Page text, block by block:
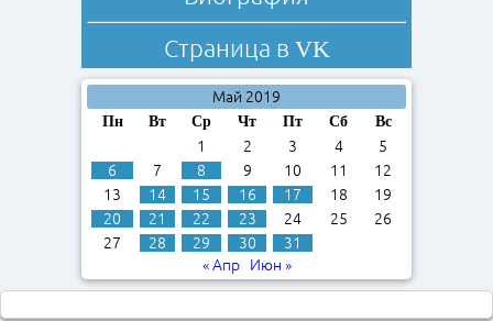
Страница в VK
Май 2019
Пн Вт Ср Чт Пт Сб Вс
1 2 3 4
5
6
7 8 9 10 11
12
13
14 15 16 17 18
19
20
21 22 23 24 25
26
27
28 29 30
31
« Апр
Июн »